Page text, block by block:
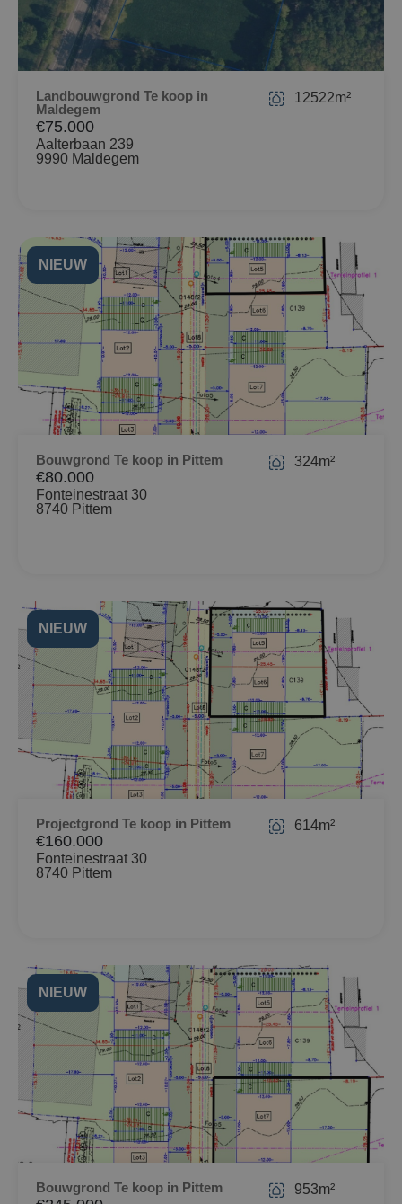
Landbouwgrond Te koop in
Maldegem
€75.000
Aalterbaan 239
9990 Maldegem
12522m²
NIEUW
Bouwgrond Te koop in Pittem
€80.000
Fonteinestraat 30
8740 Pittem
324m²
NIEUW
Projectgrond Te koop in Pittem
€160.000
Fonteinestraat 30
8740 Pittem
614m²
NIEUW
Bouwgrond Te koop in Pittem 953m²